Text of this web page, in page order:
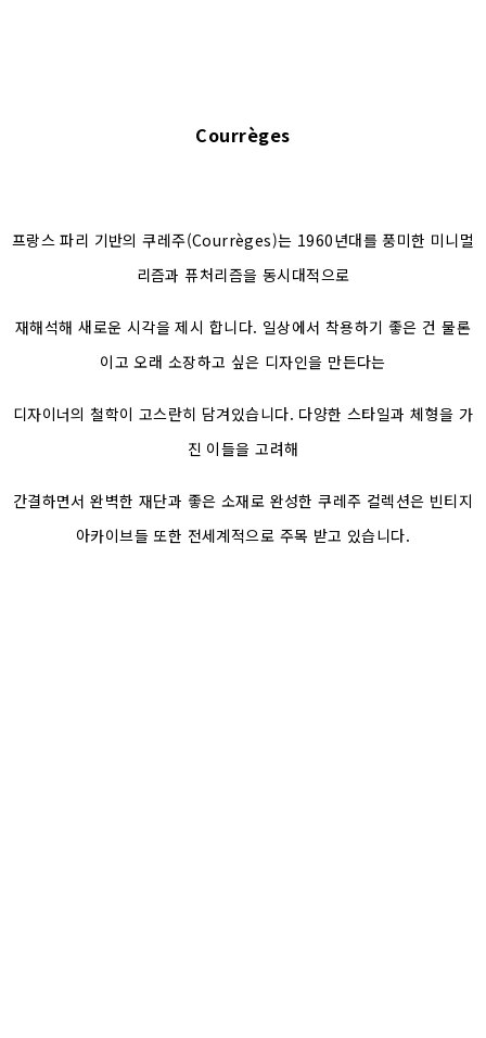
Courrèges
프랑스 파리 기반의 쿠레주(Courrèges)는 1960년대를 풍미한 미니멀
리즘과 퓨처리즘을 동시대적으로
재해석해 새로운 시각을 제시 합니다. 일상에서 착용하기 좋은 건 물론
이고 오래 소장하고 싶은 디자인을 만든다는
디자이너의 철학이 고스란히 담겨있습니다. 다양한 스타일과 체형을 가
진 이들을 고려해
간결하면서 완벽한 재단과 좋은 소재로 완성한 쿠레주 컬렉션은 빈티지
아카이브들 또한 전세계적으로 주목 받고 있습니다.